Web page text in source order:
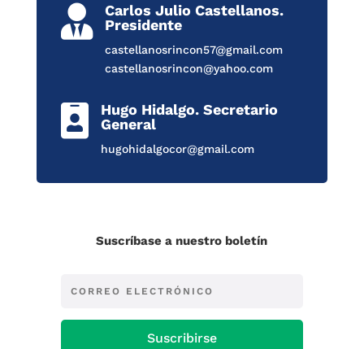

Carlos Julio Castellanos.
Presidente
castellanosrincon57@gmail.com
castellanosrincon@yahoo.com

Hugo Hidalgo. Secretario
General
hugohidalgocor@gmail.com
Suscríbase a nuestro boletín
Suscribirse